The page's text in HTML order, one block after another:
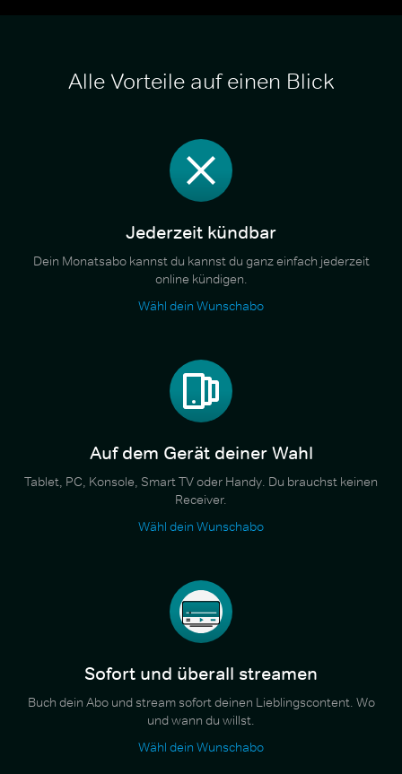
Alle Vorteile auf einen Blick
Jederzeit kündbar
Dein Monatsabo kannst du kannst du ganz einfach jederzeit
online kündigen.
Wähl dein Wunschabo
Auf dem Gerät deiner Wahl
Tablet, PC, Konsole, Smart TV oder Handy. Du brauchst keinen
Receiver.
Wähl dein Wunschabo
Sofort und überall streamen
Buch dein Abo und stream sofort deinen Lieblingscontent. Wo
und wann du willst.
Wähl dein Wunschabo